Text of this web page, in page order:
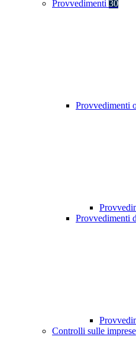
Provvedimenti 30
Provvedimenti
Provvedimenti
Controlli sulle imprese